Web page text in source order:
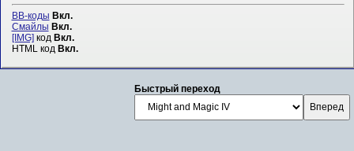
BB-коды Вкл.
Смайлы Вкл.
[IMG]код Вкл.
HTML код Вкл.
Быстрый переход